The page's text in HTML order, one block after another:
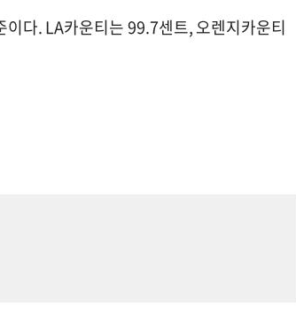
다. LA카운티는 99.7센트, 오렌지카운티